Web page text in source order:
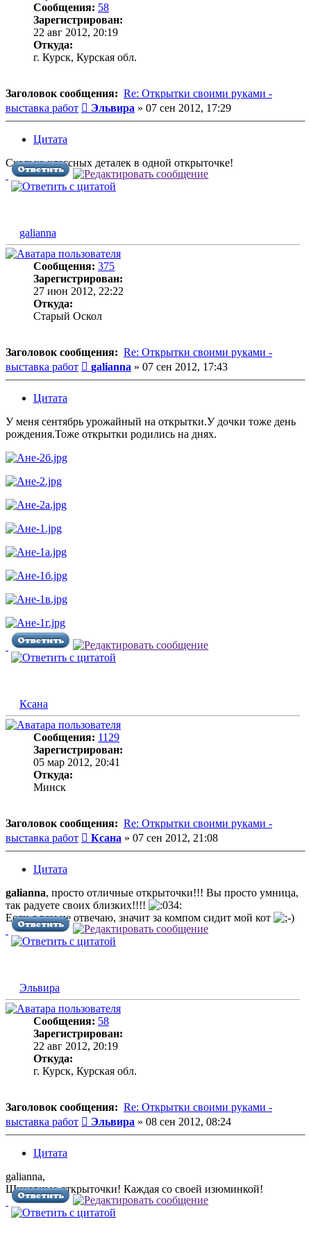
Сообщения: 58
Зарегистрирован:
22 авг 2012, 20:19
Откуда:
г. Курск, Курская обл.
Заголовок сообщения: Re: Открытки своими руками -
выставка работ
Сообщение
Эльвира » 07 сен 2012, 17:29
Цитата
Сколько классных деталек в одной открыточке!
galianna
Сообщения: 375
Зарегистрирован:
27 июн 2012, 22:22
Откуда:
Старый Оскол
Заголовок сообщения: Re: Открытки своими руками -
выставка работ
Сообщение
galianna » 07 сен 2012, 17:43
Цитата
У меня сентябрь урожайный на открытки.У дочки тоже день
рождения.Тоже открытки родились на днях.
Ксана
Сообщения: 1129
Зарегистрирован:
05 мар 2012, 20:41
Откуда:
Минск
Заголовок сообщения: Re: Открытки своими руками -
выставка работ
Сообщение
Ксана » 07 сен 2012, 21:08
Цитата
galianna, просто отличные открыточки!!! Вы просто умница,
так радуете своих близких!!!!
Если я вам не отвечаю, значит за компом сидит мой кот
Эльвира
Сообщения: 58
Зарегистрирован:
22 авг 2012, 20:19
Откуда:
г. Курск, Курская обл.
Заголовок сообщения: Re: Открытки своими руками -
выставка работ
Сообщение
Эльвира » 08 сен 2012, 08:24
Цитата
galianna,
Шикарные открыточки! Каждая со своей изюминкой!